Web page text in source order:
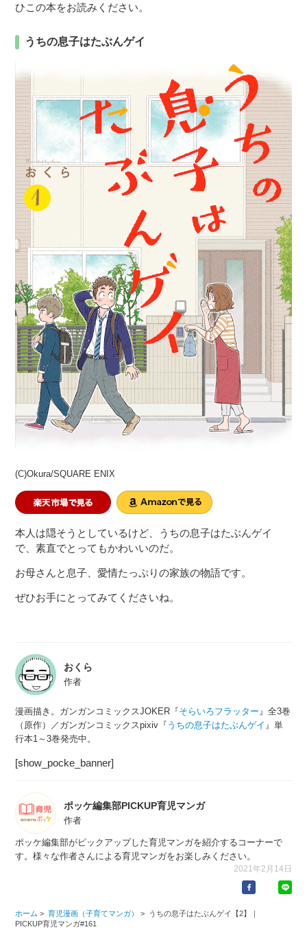
ひこの本をお読みください。
うちの息子はたぶんゲイ
(C)Okura/SQUARE ENIX
本人は隠そうとしているけど、うちの息子はたぶんゲイ
で、素直でとってもかわいいのだ。
お母さんと息子、愛情たっぷりの家族の物語です。
ぜひお手にとってみてくださいね。
おくら
作者
漫画描き。ガンガンコミックスJOKER『そらいろフラッター』全3巻
（原作）／ガンガンコミックスpixiv『 うちの息子はたぶんゲイ 』単
行本1～3巻発売中。
[show_pocke_banner]
ポッケ編集部PICKUP育児マンガ
作者
ポッケ編集部がピックアップした育児マンガを紹介するコーナーで
す。様々な作者さんによる育児マンガをお楽しみください。
2021年2月14日
ホーム > 育児漫画（子育てマンガ） >
うちの息子はたぶんゲイ【2】｜
PICKUP育児マンガ#161